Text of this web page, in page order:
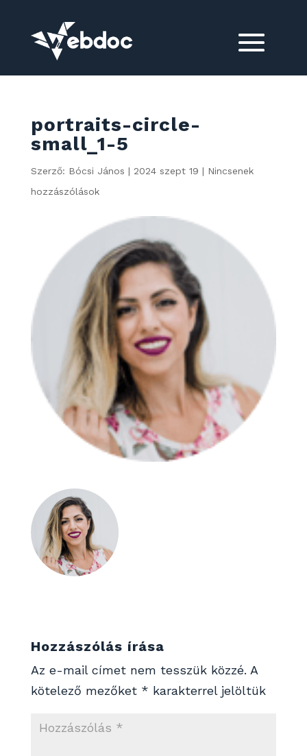
portraits-circle-
small_1-5
Szerző: Bócsi János | 2024 szept 19 | Nincsenek
hozzászólások
Hozzászólás írása
Az e-mail címet nem tesszük közzé. A
kötelező mezőket * karakterrel jelöltük